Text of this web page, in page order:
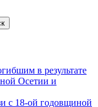
в результате
Осетии и
с 18-ой годовщиной